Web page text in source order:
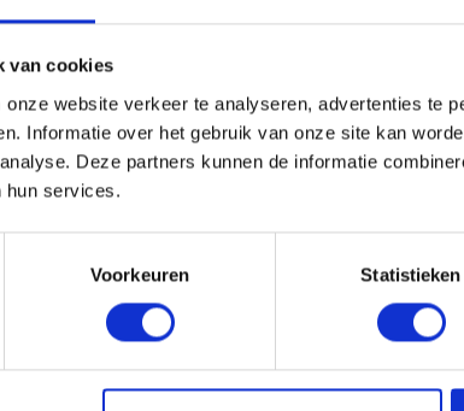
van cookies
website verkeer te analyseren, advertenties te
Informatie over het gebruik van onze site kan
Deze partners kunnen de informatie
hun services.
Voorkeuren Statistieken
HR 250.02 en HR 325.02
€12,95 €13,95